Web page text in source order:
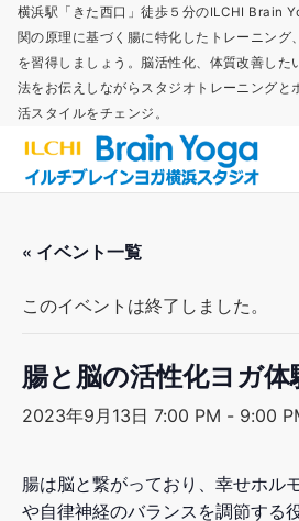
横浜駅「きた西口」徒歩５分のILCHI Brain
関の原理に基づく腸に特化したトレーニング
を習得しましょう。脳活性化、体質改善した
法をお伝えしながらスタジオトレーニングと
活スタイルをチェンジ。
« イベント一覧
このイベントは終了しました。
腸と脳の活性化ヨガ体
2023年9月13日 7:00 PM - 9:00
腸は脳と繋がっており、幸せホル
や自律神経のバランスを調節する